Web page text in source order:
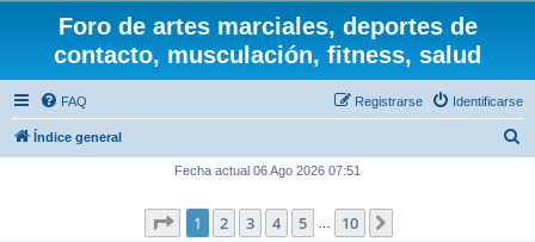
Foro de artes marciales, deportes de
contacto, musculación, fitness, salud
FAQ Identificarse
Registrarse
Índice general
Fecha actual 06 Ago 2026 07:51
Página de 10
1 2 3 4 5 10